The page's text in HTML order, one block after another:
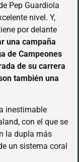
Pep Guardiola
nivel. Y,
por delante
una campaña
de Campeones
de su carrera
también una
inestimable
con el que se
la dupla más
un sistema coral